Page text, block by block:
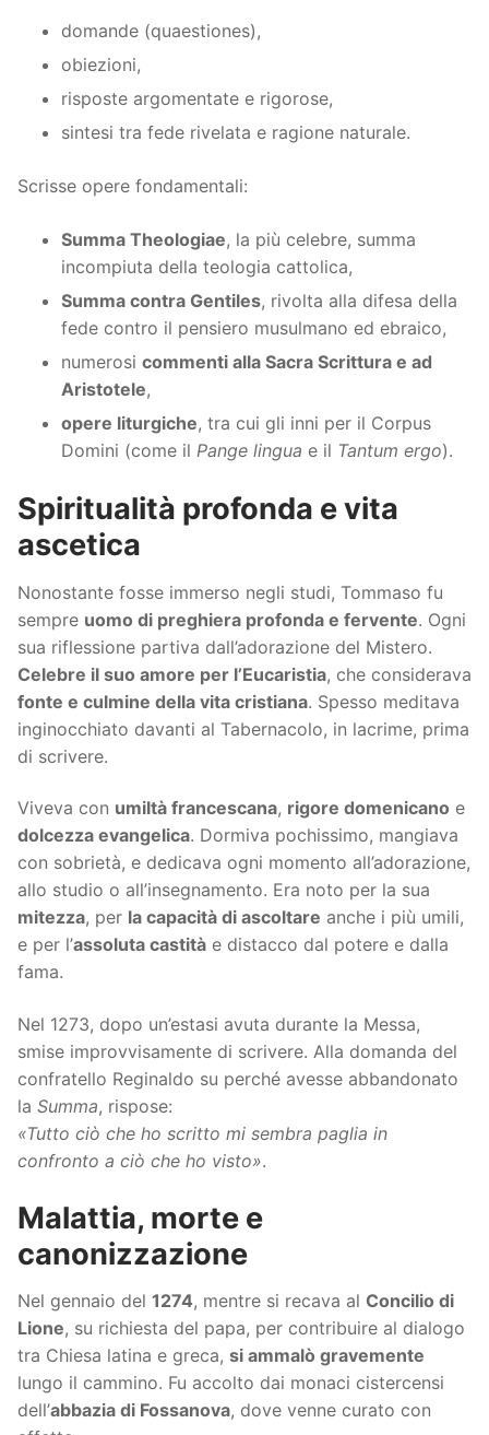
domande (quaestiones),
obiezioni,
risposte argomentate e rigorose,
sintesi tra fede rivelata e ragione naturale.
Scrisse opere fondamentali:
Summa Theologiae, la più celebre, summa
incompiuta della teologia cattolica,
Summa contra Gentiles, rivolta alla difesa della
fede contro il pensiero musulmano ed ebraico,
numerosi commenti alla Sacra Scrittura e ad
Aristotele,
opere liturgiche, tra cui gli inni per il Corpus
Domini (come il Pange lingua e il Tantum ergo).
Spiritualità profonda e vita
ascetica
Nonostante fosse immerso negli studi, Tommaso fu
sempre uomo di preghiera profonda e fervente. Ogni
sua riflessione partiva dall’adorazione del Mistero.
Celebre il suo amore per l’Eucaristia, che considerava
fonte e culmine della vita cristiana. Spesso meditava
inginocchiato davanti al Tabernacolo, in lacrime, prima
di scrivere.
Viveva con umiltà francescana, rigore domenicano e
dolcezza evangelica. Dormiva pochissimo, mangiava
con sobrietà, e dedicava ogni momento all’adorazione,
allo studio o all’insegnamento. Era noto per la sua
mitezza, per la capacità di ascoltare anche i più umili,
e per l’assoluta castità e distacco dal potere e dalla
fama.
Nel 1273, dopo un’estasi avuta durante la Messa,
smise improvvisamente di scrivere. Alla domanda del
confratello Reginaldo su perché avesse abbandonato
la Summa, rispose:
«Tutto ciò che ho scritto mi sembra paglia in
confronto a ciò che ho visto».
Malattia, morte e
canonizzazione
Nel gennaio del 1274, mentre si recava al Concilio di
Lione, su richiesta del papa, per contribuire al dialogo
tra Chiesa latina e greca, si ammalò gravemente
lungo il cammino. Fu accolto dai monaci cistercensi
dell’abbazia di Fossanova, dove venne curato con